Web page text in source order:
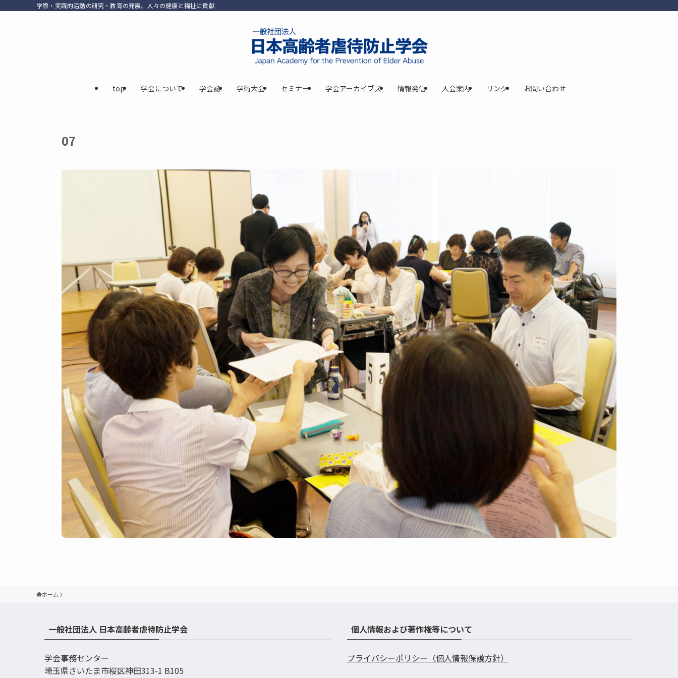
学際・実践的活動の研究・教育の発展、人々の健康と福祉に貢献
top 学会について 学会誌 学術大会 セミナー 学会アーカイブズ 情報発信 入会案内 リンク お問い合わせ
07
ホーム
一般社団法人 日本高齢者虐待防止学会
学会事務センター
埼玉県さいたま市桜区神田313-1 B105
個人情報および著作権等について
プライバシーポリシー（個人情報保護方針）